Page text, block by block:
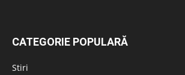
CATEGORIE POPULARĂ
Stiri